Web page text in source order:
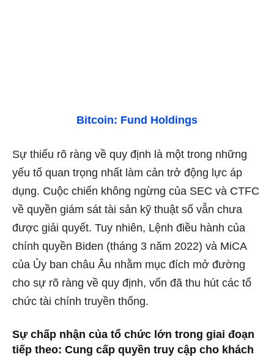
Bitcoin: Fund Holdings
Sự thiếu rõ ràng về quy định là một trong những
yếu tố quan trọng nhất làm cản trở động lực áp
dụng. Cuộc chiến không ngừng của SEC và CTFC
về quyền giám sát tài sản kỹ thuật số vẫn chưa
được giải quyết. Tuy nhiên, Lệnh điều hành của
chính quyền Biden (tháng 3 năm 2022) và MiCA
của Ủy ban châu Âu nhằm mục đích mở đường
cho sự rõ ràng về quy định, vốn đã thu hút các tổ
chức tài chính truyền thống.
Sự chấp nhận của tổ chức lớn trong giai đoạn
tiếp theo: Cung cấp quyền truy cập cho khách